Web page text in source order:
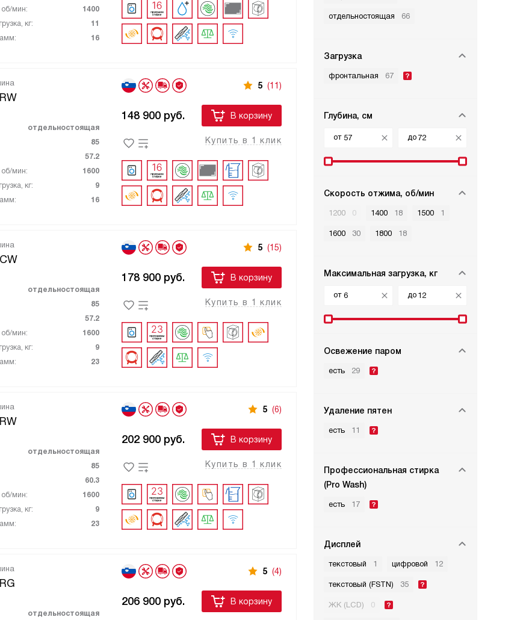
отдельностоящая 66
Загрузка
фронтальная 67
Глубина, см
от до
Скорость отжима, об/мин
1200 0 1400 18 1500 1
1600 30 1800 18
Максимальная загрузка, кг
от до
Освежение паром
есть 29
Удаление пятен
есть 11
Профессиональная стирка
(Pro Wash)
есть 17
Дисплей
текстовый 1 цифровой 12
текстовый (FSTN) 35
ЖК (LCD) 0
об/мин:
1400
кг:
11
16
отдельностоящая
85
57.2
об/мин:
1600
кг:
9
16
5 (11)
148 900 руб. В корзину
Купить в 1 клик
отдельностоящая
85
57.2
об/мин:
1600
кг:
9
23
5 (15)
178 900 руб. В корзину
Купить в 1 клик
отдельностоящая
85
60.3
об/мин:
1600
кг:
9
23
5 (6)
202 900 руб. В корзину
Купить в 1 клик
отдельностоящая
5 (4)
206 900 руб. В корзину